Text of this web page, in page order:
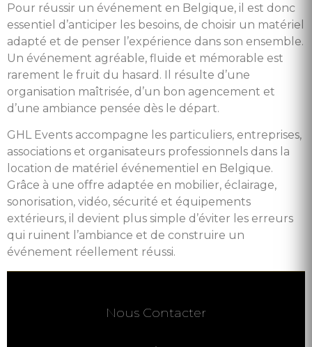
Pour réussir un événement en Belgique, il est donc
essentiel d’anticiper les besoins, de choisir un matériel
adapté et de penser l’expérience dans son ensemble.
Un événement agréable, fluide et mémorable est
rarement le fruit du hasard. Il résulte d’une
organisation maîtrisée, d’un bon agencement et
d’une ambiance pensée dès le départ.
GHL Events accompagne les particuliers, entreprises,
associations et organisateurs professionnels dans la
location de matériel événementiel en Belgique.
Grâce à une offre adaptée en mobilier, éclairage,
sonorisation, vidéo, sécurité et équipements
extérieurs, il devient plus simple d’éviter les erreurs
qui ruinent l’ambiance et de construire un
événement réellement réussi.
Nous Contacter